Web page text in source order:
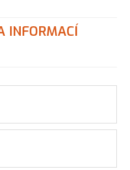
INFORMACÍ